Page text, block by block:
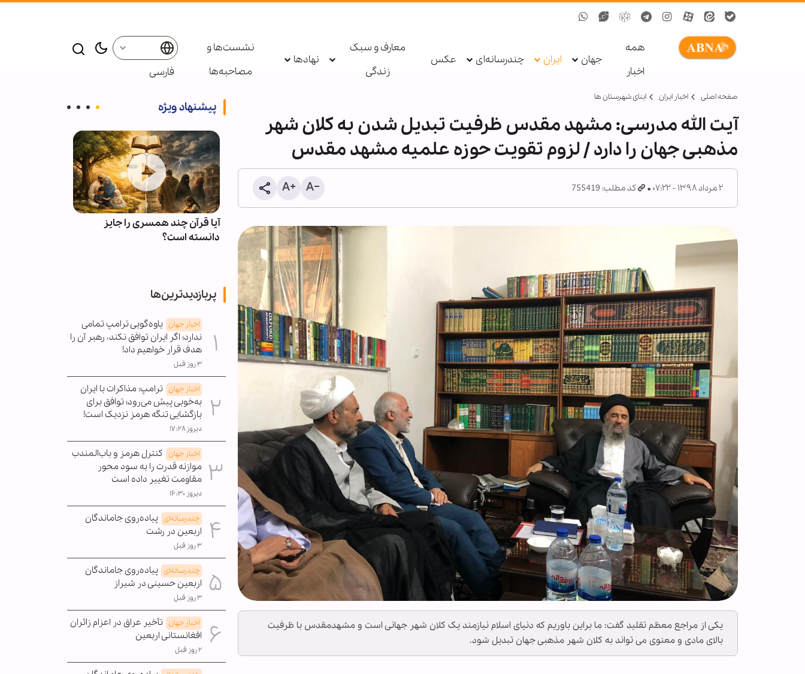
همه
اخبار
جهان ایران چندرسانه‌ای عکس
معارف و سبک
زندگی
نهادها
نشست‌ها و
مصاحبه‌ها
فارسی
صفحه اصلی اخبار ایران ابنای شهرستان ها
آیت الله مدرسی: مشهد مقدس ظرفیت تبدیل شدن به کلان شهر
مذهبی جهان را دارد / لزوم تقویت حوزه علمیه مشهد مقدس
۲ مرداد ۱۳۹۸ - ۰۷:۲۲ کد مطلب: 755419
یکی از مراجع معظم تقلید گفت: ما براین باوریم که دنیای اسلام نیازمند یک کلان شهر جهانی است و مشهدمقدس با ظرفیت
بالای مادی و معنوی می تواند به کلان شهر مذهبی جهان تبدیل شود.
پیشنهاد ویژه
مقابله شیطان‌ها با جمهوری
اسلامی، نشانه صدق وعده الهی
آیا قرآن چند همسری را جایز
دانسته است؟
پربازدیدترین‌ها
اخبار جهان یاوه‌گویی ترامپ تمامی
ندارد؛ اگر ایران توافق نکند، رهبر آن را
هدف قرار خواهیم داد!
۳ روز قبل
اخبار جهان ترامپ: مذاکرات با ایران
به‌خوبی پیش می‌رود؛ توافق برای
بازگشایی تنگه هرمز نزدیک است!
دیروز ۱۷:۲۸
اخبار جهان کنترل هرمز و باب‌المندب
موازنه قدرت را به سود محور
مقاومت تغییر داده است
دیروز ۱۶:۳۰
چندرسانه‌ای پیاده‌روی جاماندگان
اربعین در رشت
۳ روز قبل
چندرسانه‌ای پیاده‌روی جاماندگان
اربعین حسینی در شیراز
۳ روز قبل
اخبار جهان تأخیر عراق در اعزام زائران
افغانستانی اربعین
۲ روز قبل